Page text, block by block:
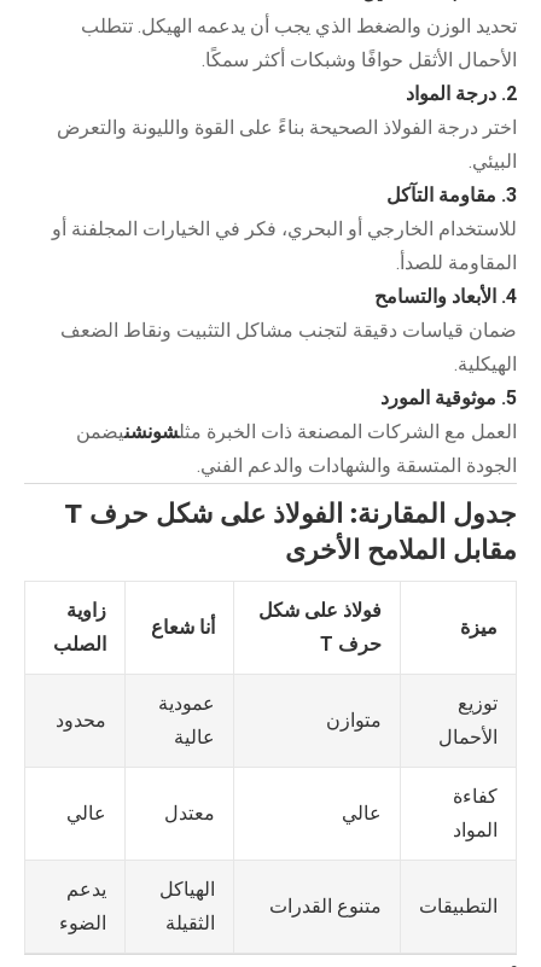
تحديد الوزن والضغط الذي يجب أن يدعمه الهيكل. تتطلب
الأحمال الأثقل حوافًا وشبكات أكثر سمكًا.
2. درجة المواد
اختر درجة الفولاذ الصحيحة بناءً على القوة والليونة والتعرض
البيئي.
3. مقاومة التآكل
للاستخدام الخارجي أو البحري، فكر في الخيارات المجلفنة أو
المقاومة للصدأ.
4. الأبعاد والتسامح
ضمان قياسات دقيقة لتجنب مشاكل التثبيت ونقاط الضعف
الهيكلية.
5. موثوقية المورد
العمل مع الشركات المصنعة ذات الخبرة مثلشونشنيضمن
الجودة المتسقة والشهادات والدعم الفني.
جدول المقارنة: الفولاذ على شكل حرف T
مقابل الملامح الأخرى
ميزة
فولاذ على شكل
حرف T
أنا شعاع
زاوية
الصلب
توزيع
الأحمال
متوازن
عمودية
عالية
محدود
كفاءة
المواد
عالي معتدل عالي
التطبيقات متنوع القدرات
الهياكل
الثقيلة
يدعم
الضوء